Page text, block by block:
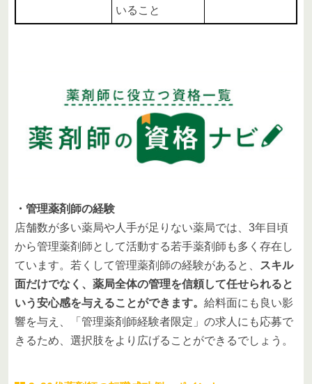
いること
・管理薬剤師の経験
店舗数が多い薬局や人手が足りない薬局では、3年目頃
から管理薬剤師として活動する若手薬剤師も多く存在し
ています。若くして管理薬剤師の経験があると、
スキル
面だけでなく、薬局全体の管理を信頼して任せられると
いう安心感を与えることができます。 給料面にも良い影
響を与え、「管理薬剤師経験者限定」の求人にも応募で
きるため、選択肢をより広げることができるでしょう。